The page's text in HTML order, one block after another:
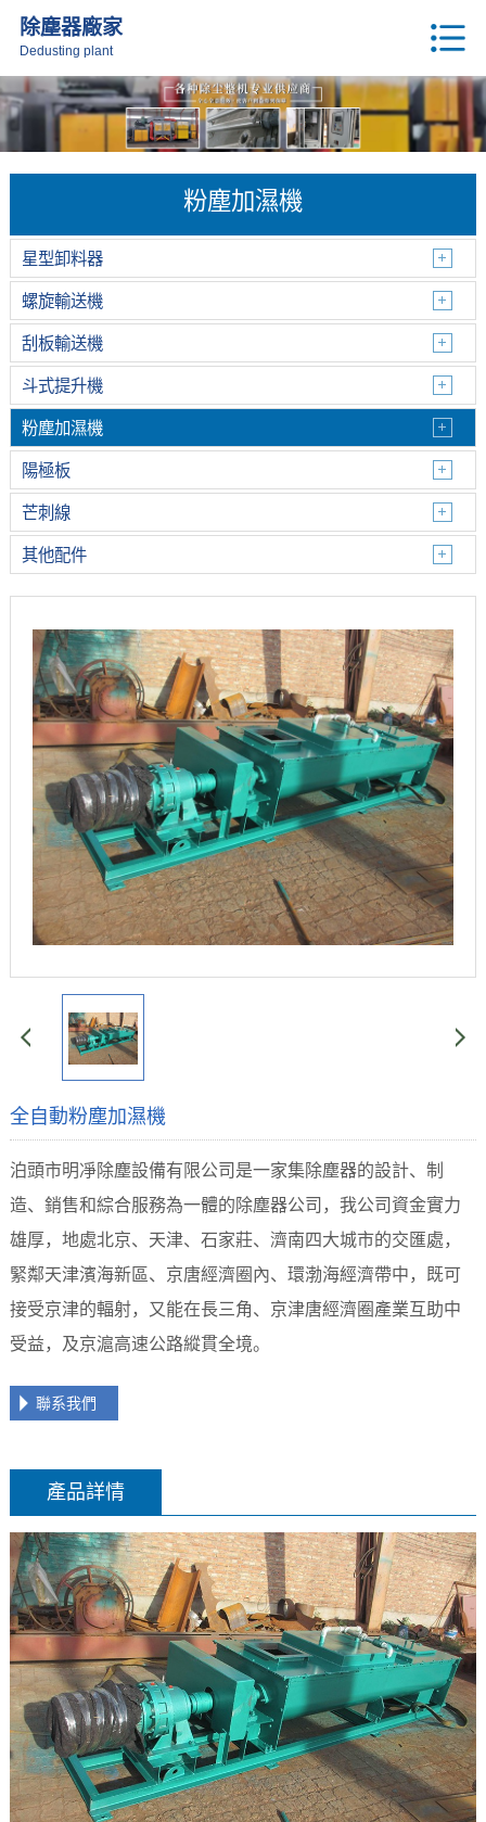
除塵器廠家
Dedusting plant
粉塵加濕機
星型卸料器
螺旋輸送機
刮板輸送機
斗式提升機
粉塵加濕機
陽極板
芒刺線
其他配件
全自動粉塵加濕機
泊頭市明凈除塵設備有限公司是一家集除塵器的設計、制
造、銷售和綜合服務為一體的除塵器公司，我公司資金實力
雄厚，地處北京、天津、石家莊、濟南四大城市的交匯處，
緊鄰天津濱海新區、京唐經濟圈內、環渤海經濟帶中，既可
接受京津的輻射，又能在長三角、京津唐經濟圈產業互助中
受益，及京滬高速公路縱貫全境。
聯系我們
產品詳情